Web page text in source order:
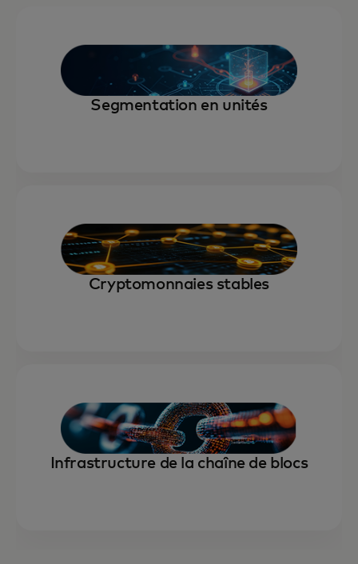
Segmentation en unités
Cryptomonnaies stables
Infrastructure de la chaîne de blocs